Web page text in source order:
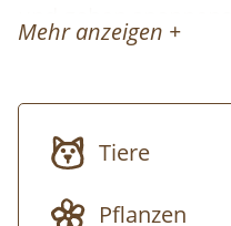
und geben
Lebensräume der
allen Sinnen zu
Tour ist beim
Mehr anzeigen +
Tiere
Pflanzen